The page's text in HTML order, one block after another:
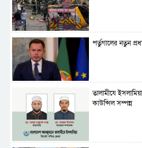
পর্তুগালের নতুন
‎তালামীযে
কাউন্সিল সম্পন্ন